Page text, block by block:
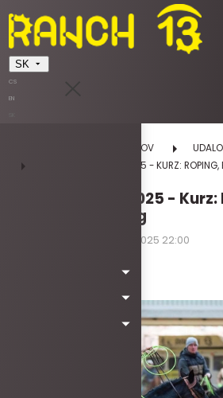
SK
CS
EN
DOMOV
AUTUMN HOLIDAY 2025 - KURZ:
Autumn Holiday 2025 - Kurz:
Cow horse training
28.10.2025 12:00 - 30.10.2025 22:00